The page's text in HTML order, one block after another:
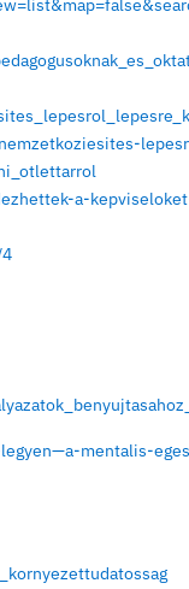
erasmus-
tamogato-
Erasmus+
erasmus-
projects/